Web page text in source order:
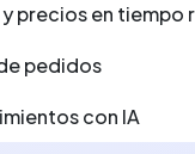
precios en tiempo
pedidos
con IA